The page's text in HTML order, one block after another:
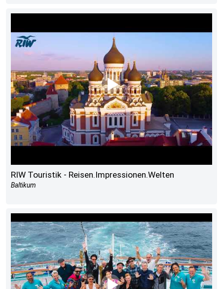
RIW Touristik - Reisen.Impressionen.Welten
Baltikum